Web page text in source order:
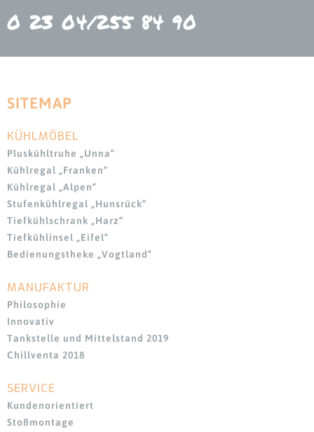
0 23 04/255 84 90
SITEMAP
Navigation
überspringen
KÜHLMÖBEL
Pluskühltruhe „Unna“
Kühlregal „Franken“
Kühlregal „Alpen“
Stufenkühlregal „Hunsrück“
Tiefkühlschrank „Harz“
Tiefkühlinsel „Eifel“
Bedienungstheke „Vogtland“
Navigation
überspringen
MANUFAKTUR
Philosophie
Innovativ
Tankstelle und Mittelstand 2019
Chillventa 2018
SERVICE
Kundenorientiert
Stoßmontage